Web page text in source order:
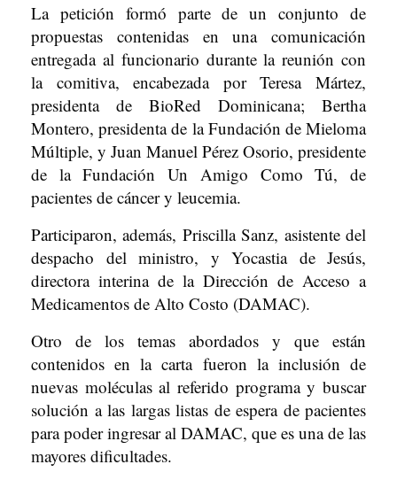
La petición formó parte de un conjunto de
propuestas contenidas en una comunicación
entregada al funcionario durante la reunión con
la comitiva, encabezada por Teresa Mártez,
presidenta de BioRed Dominicana; Bertha
Montero, presidenta de la Fundación de Mieloma
Múltiple, y Juan Manuel Pérez Osorio, presidente
de la Fundación Un Amigo Como Tú, de
pacientes de cáncer y leucemia.
Participaron, además, Priscilla Sanz, asistente del
despacho del ministro, y Yocastia de Jesús,
directora interina de la Dirección de Acceso a
Medicamentos de Alto Costo (DAMAC).
Otro de los temas abordados y que están
contenidos en la carta fueron la inclusión de
nuevas moléculas al referido programa y buscar
solución a las largas listas de espera de pacientes
para poder ingresar al DAMAC, que es una de las
mayores dificultades.